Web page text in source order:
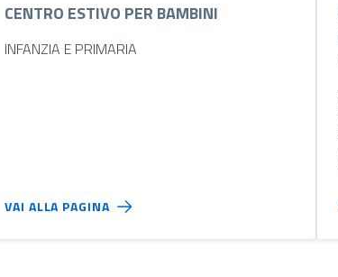
CENTRO ESTIVO PER BAMBINI
INFANZIA E PRIMARIA
VAI ALLA PAGINA